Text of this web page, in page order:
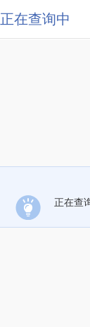
正在查询中
正在查